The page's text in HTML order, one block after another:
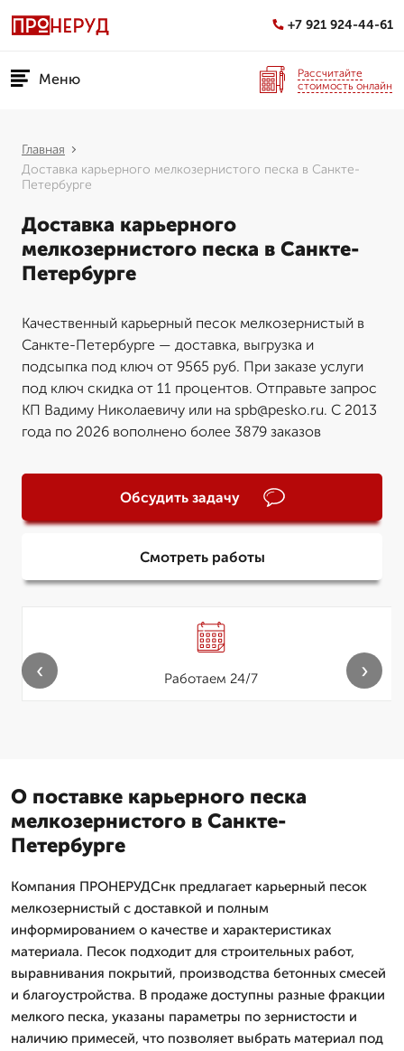
+7 921 924-44-61
Меню
Рассчитайте
стоимость онлайн
Главная
Доставка карьерного мелкозернистого песка в Санкте-
Петербурге
Доставка карьерного
мелкозернистого песка в Санкте-
Петербурге
Качественный карьерный песок мелкозернистый в
Санкте-Петербурге — доставка, выгрузка и
подсыпка под ключ от 9565 руб. При заказе услуги
под ключ скидка от 11 процентов. Отправьте запрос
КП Вадиму Николаевичу или на spb@pesko.ru. С 2013
года по 2026 вополнено более 3879 заказов
Обсудить задачу
Смотреть работы
Работаем 24/7
‹ ›
О поставке карьерного песка
мелкозернистого в Санкте-
Петербурге
Компания ПРОНЕРУДСнк предлагает карьерный песок
мелкозернистый с доставкой и полным
информированием о качестве и характеристиках
материала. Песок подходит для строительных работ,
выравнивания покрытий, производства бетонных смесей
и благоустройства. В продаже доступны разные фракции
мелкого песка, указаны параметры по зернистости и
наличию примесей, что позволяет выбрать материал под